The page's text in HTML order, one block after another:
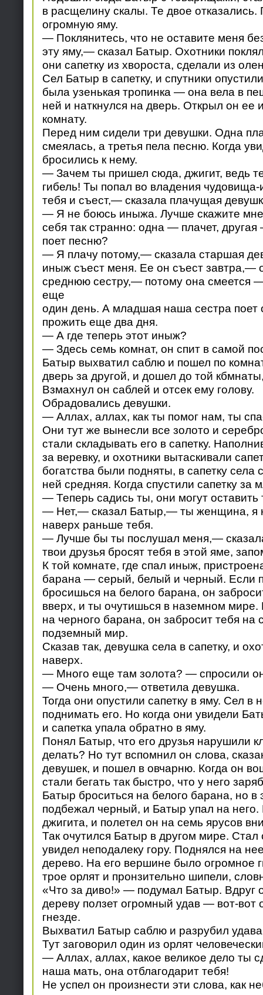
в расщелину скалы. Те двое
огромную яму.
— Поклянитесь, что не оставите меня
эту яму,— сказал Батыр. Охотники
они сапетку из хвороста, сделали из
Сел Батыр в сапетку, и спутники
была узенькая тропинка — она вела в
ней и наткнулся на дверь. Открыл он
комнату.
Перед ним сидели три девушки. Одна
смеялась, а третья пела песню. Когда
бросились к нему.
— Зачем ты пришел сюда, джигит, ведь
гибель! Ты попал во владения
тебя и съест,— сказала плачущая
— Я не боюсь иныжа. Лучше скажите
себя так странно: одна — плачет,
поет песню?
— Я плачу потому,— сказала старшая
иныж съест меня. Ее он съест завтра,—
среднюю сестру,— потому она смеется
еще
один день. А младшая наша сестра поет
прожить еще два дня.
— А где теперь этот иныж?
— Здесь семь комнат, он спит в самой
Батыр выхватил саблю и пошел по
дверь за другой, и дошел до той
Взмахнул он саблей и отсек ему голову.
Обрадовались девушки.
— Аллах, аллах, как ты помог нам, ты
Они тут же вынесли все золото и
стали складывать его в сапетку.
за веревку, и охотники вытаскивали
богатства были подняты, в сапетку села
ней средняя. Когда спустили сапетку за
— Теперь садись ты, они могут оставить
— Нет,— сказал Батыр,— ты женщина, я
наверх раньше тебя.
— Лучше бы ты послушал меня,—
твои друзья бросят тебя в этой яме,
К той комнате, где спал иныж,
барана — серый, белый и черный. Если
бросишься на белого барана, он
вверх, и ты очутишься в наземном
на черного барана, он забросит тебя на
подземный мир.
Сказав так, девушка села в сапетку, и
наверх.
— Много еще там золота? — спросили
— Очень много,— ответила девушка.
Тогда они опустили сапетку в яму. Сел в
поднимать его. Но когда они увидели
и сапетка упала обратно в яму.
Понял Батыр, что его друзья нарушили
делать? Но тут вспомнил он слова,
девушек, и пошел в овчарню. Когда он
стали бегать так быстро, что у него
Батыр броситься на белого барана, но в
подбежал черный, и Батыр упал на него.
джигита, и полетел он на семь ярусов
Так очутился Батыр в другом мире. Стал
увидел неподалеку гору. Поднялся на
дерево. На его вершине было огромное
трое орлят и пронзительно шипели,
«Что за диво!» — подумал Батыр. Вдруг
дереву ползет огромный удав — вот-вот
гнезде.
Выхватил Батыр саблю и разрубил
Тут заговорил один из орлят
— Аллах, аллах, какое великое дело ты
наша мать, она отблагодарит тебя!
Не успел он произнести эти слова, как